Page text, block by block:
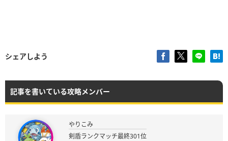
シェアしよう
記事を書いている攻略メンバー
やりこみ
剣盾ランクマッチ最終301位